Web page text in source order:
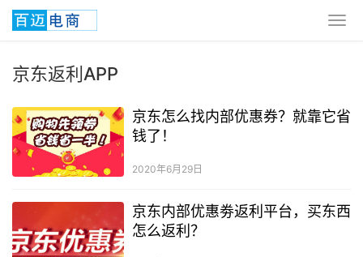
京东返利APP
京东怎么找内部优惠券？就靠它省
钱了！
2020年6月29日
京东内部优惠劵返利平台，买东西
怎么返利？